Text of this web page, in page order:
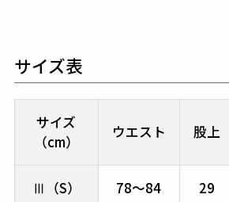
サイズ表
サイズ
（cm）
ウエスト 股上
Ⅲ（S） 78～84 29